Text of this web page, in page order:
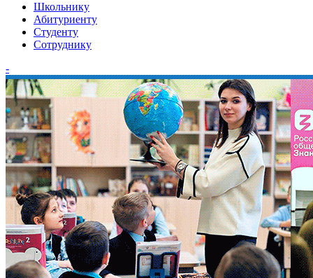
Школьнику
Абитуриенту
Студенту
Сотруднику
-